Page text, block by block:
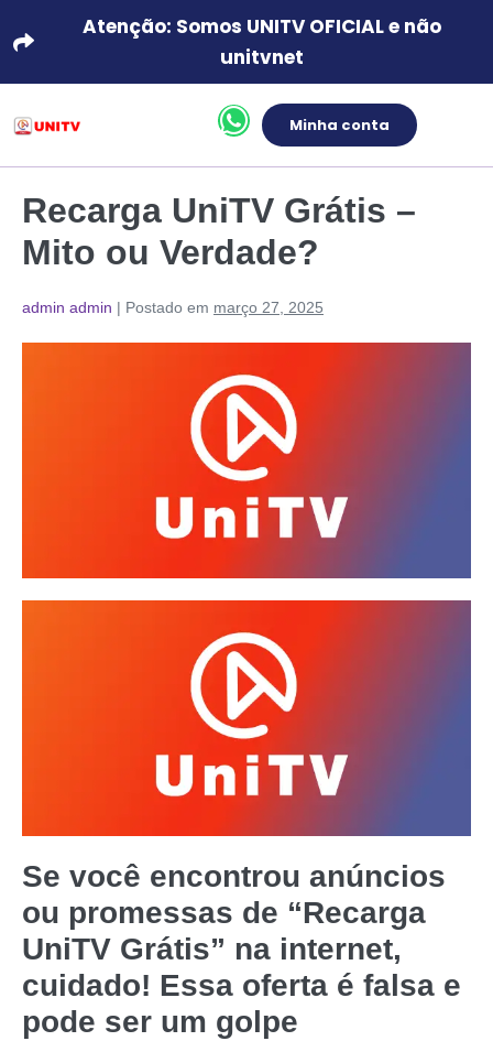
Atenção: Somos UNITV OFICIAL e não
unitvnet
Minha conta
Recarga UniTV Grátis –
Mito ou Verdade?
admin admin | Postado em março 27, 2025
Se você encontrou anúncios
ou promessas de “Recarga
UniTV Grátis” na internet,
cuidado! Essa oferta é falsa e
pode ser um golpe